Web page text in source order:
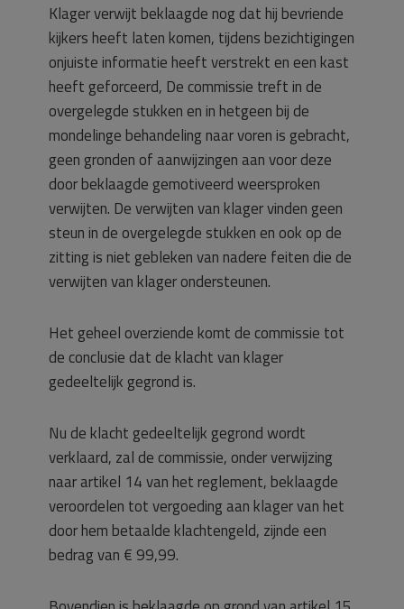
Klager verwijt beklaagde nog dat hij bevriende
kijkers heeft laten komen, tijdens bezichtigingen
onjuiste informatie heeft verstrekt en een kast
heeft geforceerd, De commissie treft in de
overgelegde stukken en in hetgeen bij de
mondelinge behandeling naar voren is gebracht,
geen gronden of aanwijzingen aan voor deze
door beklaagde gemotiveerd weersproken
verwijten. De verwijten van klager vinden geen
steun in de overgelegde stukken en ook op de
zitting is niet gebleken van nadere feiten die de
verwijten van klager ondersteunen.
Het geheel overziende komt de commissie tot
de conclusie dat de klacht van klager
gedeeltelijk gegrond is.
Nu de klacht gedeeltelijk gegrond wordt
verklaard, zal de commissie, onder verwijzing
naar artikel 14 van het reglement, beklaagde
veroordelen tot vergoeding aan klager van het
door hem betaalde klachtengeld, zijnde een
bedrag van € 99,99.